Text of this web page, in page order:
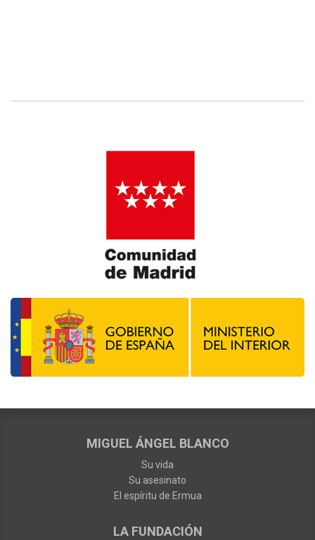
MIGUEL ÁNGEL BLANCO
Su vida
Su asesinato
El espíritu de Ermua
LA FUNDACIÓN